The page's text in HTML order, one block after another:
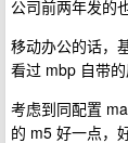
公司前两年发的
移动办公的话，
看过 mbp 自带的
考虑到同配置
的 m5 好一点，